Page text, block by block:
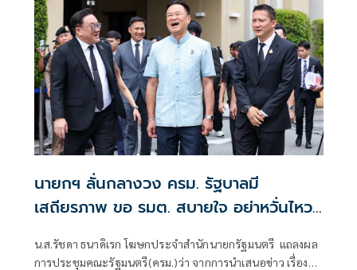
นายกฯ ลั่นกลางวง ครม. รัฐบาลมี
เสถียรภาพ ขอ รมต. สบายใจ อย่าหวั่นไหว
น.ส.รัชดา ธนาดิเรก โฆษกประจำสำนักนายกรัฐมนตรี แถลงผล
การประชุมคณะรัฐมนตรี(ครม.)ว่า จากการนำเสนอข่าว เรื่อง